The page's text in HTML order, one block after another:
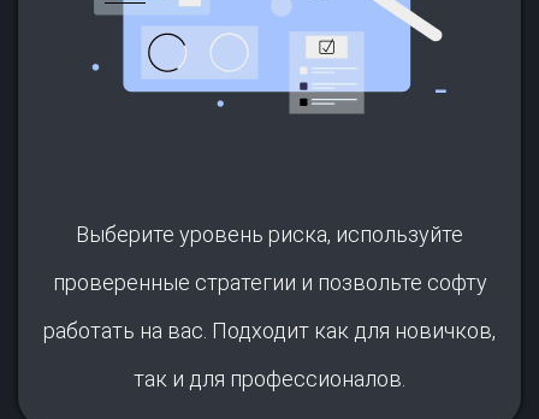
Выберите уровень риска, используйте
проверенные стратегии и позвольте софту
работать на вас. Подходит как для новичков,
так и для профессионалов.